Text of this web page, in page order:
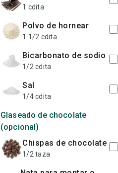
1 cdita
polvo de hornear
1 1/2 cdita
bicarbonato de sodio
1/2 cdita
sal
1/4 cdita
Glaseado de chocolate
(opcional)
chispas de chocolate
1/2 taza